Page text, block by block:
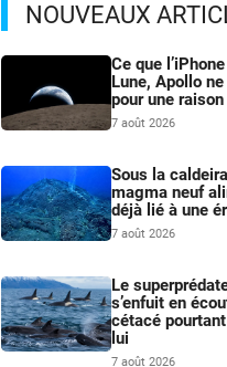
NOUVEAUX
Ce que
Lune, Apollo
pour une raison
7 août 2026
Sous la
magma neuf
déjà lié à une
7 août 2026
Le
s’enfuit en
cétacé
lui
7 août 2026